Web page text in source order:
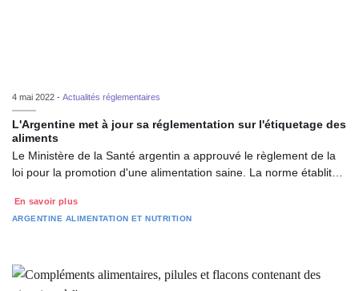
4 mai 2022 - Actualités réglementaires
L'Argentine met à jour sa réglementation sur l'étiquetage des
aliments
Le Ministère de la Santé argentin a approuvé le règlement de la
loi pour la promotion d'une alimentation saine. La norme établit…
En savoir plus
ARGENTINE ALIMENTATION ET NUTRITION